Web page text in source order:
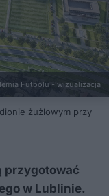
Futbolu - wizualizacja
żużlowym przy
przygotować
w Lublinie.